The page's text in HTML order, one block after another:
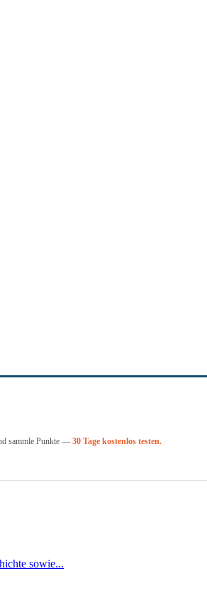
sammle Punkte —30 Tage kostenlos testen.
sowie...